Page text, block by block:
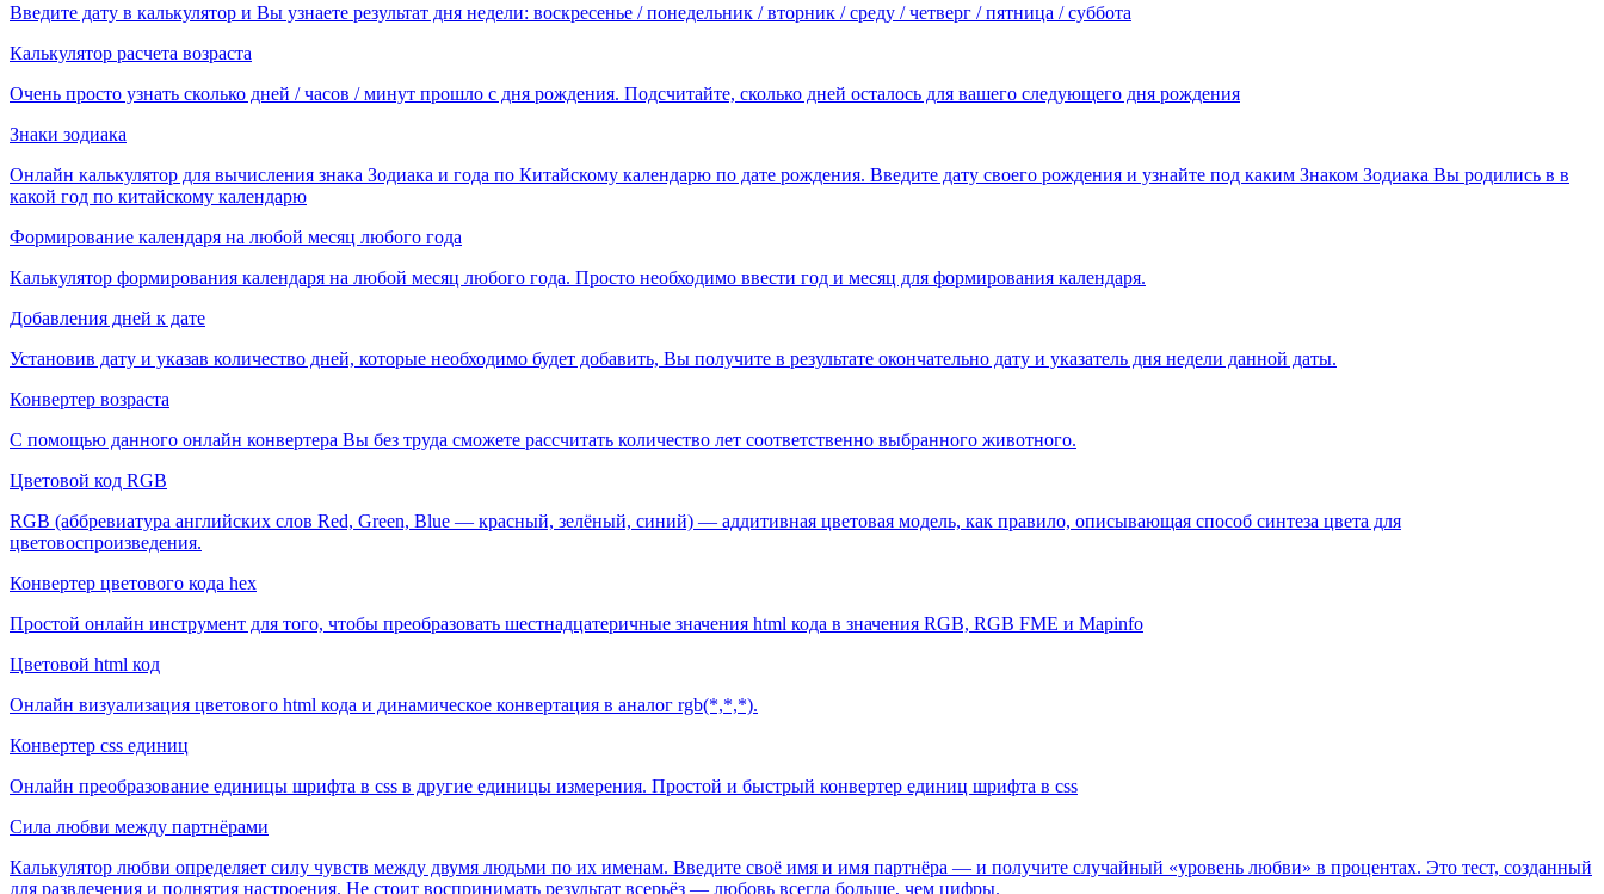
Введите дату в калькулятор и Вы узнаете результат дня недели: воскресенье / понедельник / вторник / среду / четверг / пятница / суббота
Калькулятор расчета возраста
Очень просто узнать сколько дней / часов / минут прошло с дня рождения. Подсчитайте, сколько дней осталось для вашего следующего дня рождения
Знаки зодиака
Онлайн калькулятор для вычисления знака Зодиака и года по Китайскому календарю по дате рождения. Введите дату своего рождения и узнайте под каким Знаком Зодиака Вы родились в в
какой год по китайскому календарю
Формирование календаря на любой месяц любого года
Калькулятор формирования календаря на любой месяц любого года. Просто необходимо ввести год и месяц для формирования календаря.
Добавления дней к дате
Установив дату и указав количество дней, которые необходимо будет добавить, Вы получите в результате окончательно дату и указатель дня недели данной даты.
Конвертер возраста
С помощью данного онлайн конвертера Вы без труда сможете рассчитать количество лет соответственно выбранного животного.
Цветовой код RGB
RGB (аббревиатура английских слов Red, Green, Blue — красный, зелёный, синий) — аддитивная цветовая модель, как правило, описывающая способ синтеза цвета для
цветовоспроизведения.
Конвертер цветового кода hex
Простой онлайн инструмент для того, чтобы преобразовать шестнадцатеричные значения html кода в значения RGB, RGB FME и Mapinfo
Цветовой html код
Онлайн визуализация цветового html кода и динамическое конвертация в аналог rgb(*,*,*).
Конвертер css единиц
Онлайн преобразование единицы шрифта в css в другие единицы измерения. Простой и быстрый конвертер единиц шрифта в css
Сила любви между партнёрами
Калькулятор любви определяет силу чувств между двумя людьми по их именам. Введите своё имя и имя партнёра — и получите случайный «уровень любви» в процентах. Это тест, созданный
для развлечения и поднятия настроения. Не стоит воспринимать результат всерьёз — любовь всегда больше, чем цифры.